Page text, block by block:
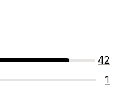
42
1